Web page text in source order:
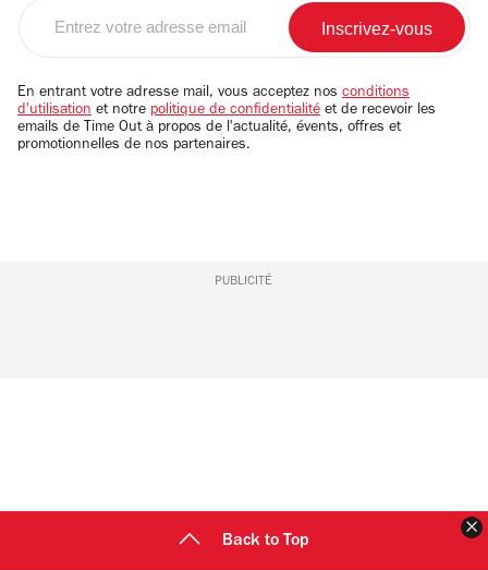
email
En entrant votre adresse mail, vous acceptez nos conditions
d'utilisation et notre politique de confidentialité et de recevoir les
emails de Time Out à propos de l'actualité, évents, offres et
promotionnelles de nos partenaires.
PUBLICITÉ
Back to Top